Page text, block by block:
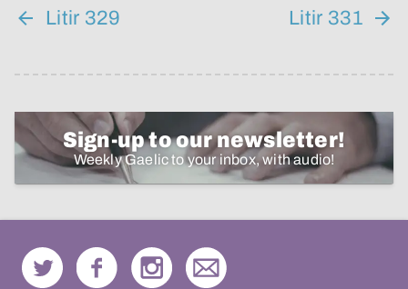
Litir 329 Litir 331
Sign-up to our newsletter!
Weekly Gaelic to your inbox, with audio!